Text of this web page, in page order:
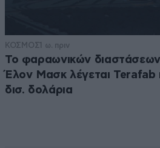
ΚΟΣΜΟΣ1 ω. πριν
Το φαραωνικών διαστάσεων
Έλον Μασκ λέγεται Terafab
δισ. δολάρια